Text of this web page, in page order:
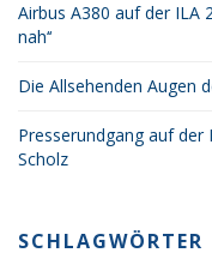
Airbus A380 auf der ILA
nah‘‘
Die Allsehenden Augen
Presserundgang auf
Scholz
SCHLAGWÖRTER